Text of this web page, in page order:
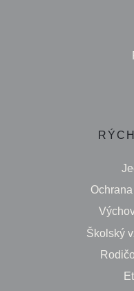
Školský